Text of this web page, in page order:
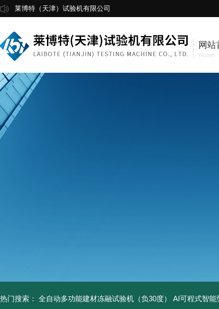
莱博特（天津）试验机有限公司
网站
Home
热门搜索： 全自动多功能建材冻融试验机（负30度） AI可程式智能